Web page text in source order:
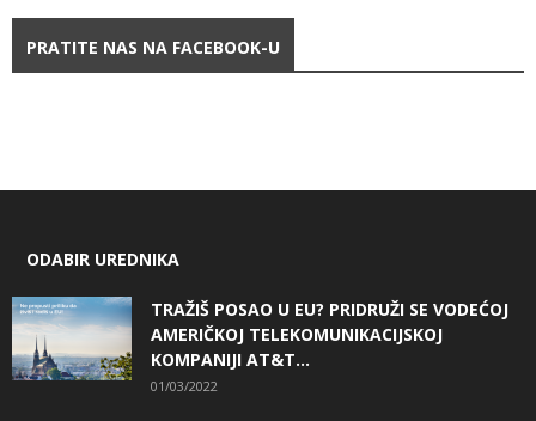
PRATITE NAS NA FACEBOOK-U
ODABIR UREDNIKA
TRAŽIŠ POSAO U EU? PRIDRUŽI SE VODEĆOJ
AMERIČKOJ TELEKOMUNIKACIJSKOJ
KOMPANIJI AT&T...
01/03/2022